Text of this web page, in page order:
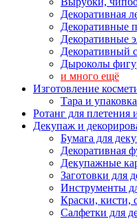
Декоративная
Декоративные
Декоративные
Декоративный
Дыроколы
и много ещё
Изготовление
Тара и
Ротанг для плетения
Декупаж и
Бумага для
Декоративная
Декупажные
Заготовки для
Инструменты
Краски, кисти,
Салфетки для